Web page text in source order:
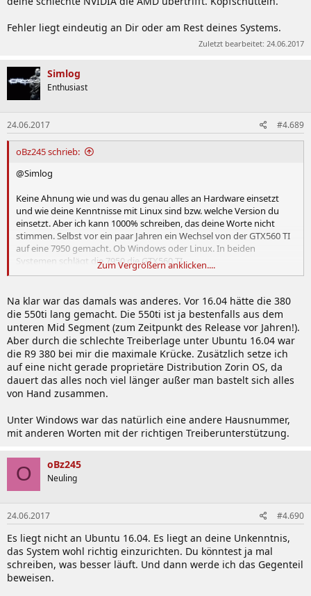
Fehler liegt eindeutig an Dir oder am Rest deines Systems.
Zuletzt bearbeitet: 24.06.2017
Simlog
Enthusiast
24.06.2017 #4.689
oBz245 schrieb:
@Simlog
Keine Ahnung wie und was du genau alles an Hardware einsetzt
und wie deine Kenntnisse mit Linux sind bzw. welche Version du
einsetzt. Aber ich kann 1000% schreiben, das deine Worte nicht
stimmen. Selbst vor ein paar Jahren ein Wechsel von der GTX560 TI
auf eine 7950 gemacht. Ob Windows oder Linux. In beiden
Systemen schlägt die 7950 die GTX560 TI.
AMD Karte. Und du willst mir / uns weiß machen, das deine
schlechte NVIDIA die AMD übertrifft. Kopfschütteln.
Fehler liegt eindeutig an Dir oder am Rest deines Systems.
Zum Vergrößern anklicken....
Na klar war das damals was anderes. Vor 16.04 hätte die 380
die 550ti lang gemacht. Die 550ti ist ja bestenfalls aus dem
unteren Mid Segment (zum Zeitpunkt des Release vor Jahren!).
Aber durch die schlechte Treiberlage unter Ubuntu 16.04 war
die R9 380 bei mir die maximale Krücke. Zusätzlich setze ich
auf eine nicht gerade proprietäre Distribution Zorin OS, da
dauert das alles noch viel länger außer man bastelt sich alles
von Hand zusammen.
Unter Windows war das natürlich eine andere Hausnummer,
mit anderen Worten mit der richtigen Treiberunterstützung.
O oBz245
Neuling
24.06.2017 #4.690
Es liegt nicht an Ubuntu 16.04. Es liegt an deine Unkenntnis,
das System wohl richtig einzurichten. Du könntest ja mal
schreiben, was besser läuft. Und dann werde ich das Gegenteil
beweisen.